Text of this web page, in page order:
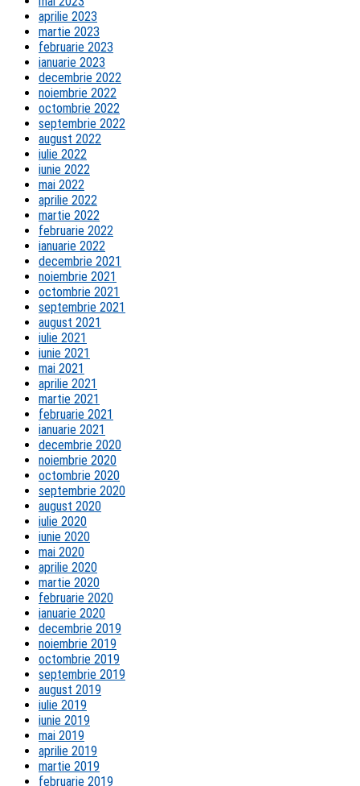
aprilie 2023
martie 2023
februarie 2023
ianuarie 2023
decembrie 2022
noiembrie 2022
octombrie 2022
septembrie 2022
august 2022
iulie 2022
iunie 2022
mai 2022
aprilie 2022
martie 2022
februarie 2022
ianuarie 2022
decembrie 2021
noiembrie 2021
octombrie 2021
septembrie 2021
august 2021
iulie 2021
iunie 2021
mai 2021
aprilie 2021
martie 2021
februarie 2021
ianuarie 2021
decembrie 2020
noiembrie 2020
octombrie 2020
septembrie 2020
august 2020
iulie 2020
iunie 2020
mai 2020
aprilie 2020
martie 2020
februarie 2020
ianuarie 2020
decembrie 2019
noiembrie 2019
octombrie 2019
septembrie 2019
august 2019
iulie 2019
iunie 2019
mai 2019
aprilie 2019
martie 2019
februarie 2019